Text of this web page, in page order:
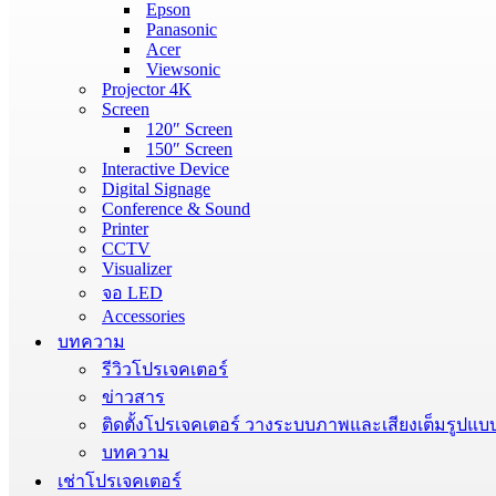
Epson
Panasonic
Acer
Viewsonic
Projector 4K
Screen
120″ Screen
150″ Screen
Interactive Device
Digital Signage
Conference & Sound
Printer
CCTV
Visualizer
จอ LED
Accessories
บทความ
รีวิวโปรเจคเตอร์
ข่าวสาร
ติดตั้งโปรเจคเตอร์ วางระบบภาพและเสียงเต็มรูปแบ
บทความ
เช่าโปรเจคเตอร์